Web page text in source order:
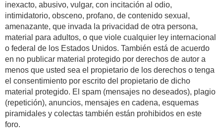
inexacto, abusivo, vulgar, con incitación al odio,
intimidatorio, obsceno, profano, de contenido sexual,
amenazante, que invada la privacidad de otra persona,
material para adultos, o que viole cualquier ley internacional
o federal de los Estados Unidos. También está de acuerdo
en no publicar material protegido por derechos de autor a
menos que usted sea el propietario de los derechos o tenga
el consentimiento por escrito del propietario de dicho
material protegido. El spam (mensajes no deseados), plagio
(repetición), anuncios, mensajes en cadena, esquemas
piramidales y colectas también están prohibidos en este
foro.